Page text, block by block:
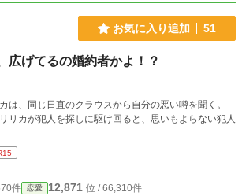
お気に入り追加 51
げてるの婚約者かよ！？
は、同じ日直のクラウスから自分の悪い噂を聞く。
リカが犯人を探しに駆け回ると、思いもよらない犯人
件 恋愛 12,871 位 / 66,310件